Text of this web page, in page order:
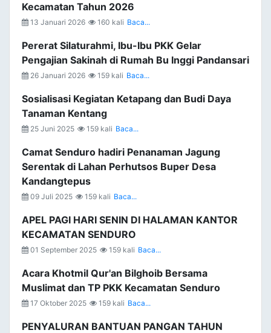
Kecamatan Tahun 2026
13 Januari 2026 160 kali Baca...
Pererat Silaturahmi, Ibu-Ibu PKK Gelar
Pengajian Sakinah di Rumah Bu Inggi Pandansari
26 Januari 2026 159 kali Baca...
Sosialisasi Kegiatan Ketapang dan Budi Daya
Tanaman Kentang
25 Juni 2025 159 kali Baca...
Camat Senduro hadiri Penanaman Jagung
Serentak di Lahan Perhutsos Buper Desa
Kandangtepus
09 Juli 2025 159 kali Baca...
APEL PAGI HARI SENIN DI HALAMAN KANTOR
KECAMATAN SENDURO
01 September 2025 159 kali Baca...
Acara Khotmil Qur'an Bilghoib Bersama
Muslimat dan TP PKK Kecamatan Senduro
17 Oktober 2025 159 kali Baca...
PENYALURAN BANTUAN PANGAN TAHUN